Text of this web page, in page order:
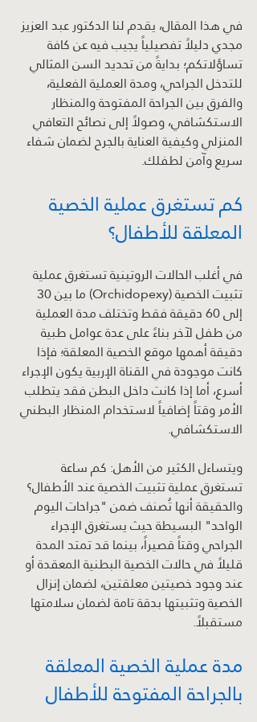
في هذا المقال، يقدم لنا الدكتور عبد العزيز
مجدي دليلاً تفصيلياً يجيب فيه عن كافة
تساؤلاتكم؛ بدايةً من تحديد السن المثالي
للتدخل الجراحي، ومدة العملية الفعلية،
والفرق بين الجراحة المفتوحة والمنظار
الاستكشافي، وصولاً إلى نصائح التعافي
المنزلي وكيفية العناية بالجرح لضمان شفاء
سريع وآمن لطفلك.
كم تستغرق عملية الخصية
المعلقة للأطفال؟
في أغلب الحالات الروتينية تستغرق عملية
إلى 60 دقيقة فقط وتختلف مدة العملية
من طفل لآخر بناءً على عدة عوامل طبية
دقيقة أهمها موقع الخصية المعلقة؛ فإذا
كانت موجودة في القناة الإربية يكون الإجراء
أسرع، أما إذا كانت داخل البطن فقد يتطلب
الأمر وقتاً إضافياً لاستخدام المنظار البطني
الاستكشافي.
ويتساءل الكثير من الأهل: كم ساعة
تستغرق عملية تثبيت الخصية عند الأطفال؟
والحقيقة أنها تُصنف ضمن "جراحات اليوم
الواحد" البسيطة حيث يستغرق الإجراء
الجراحي وقتاً قصيراً، بينما قد تمتد المدة
قليلاً في حالات الخصية البطنية المعقدة أو
عند وجود خصيتين معلقتين، لضمان إنزال
الخصية وتثبيتها بدقة تامة لضمان سلامتها
مستقبلاً.
مدة عملية الخصية المعلقة
بالجراحة المفتوحة للأطفال